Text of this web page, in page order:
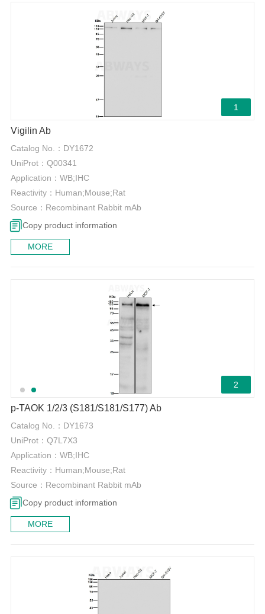
1
Vigilin Ab
Catalog No.： DY1672
UniProt： Q00341
Application： WB;IHC
Reactivity： Human;Mouse;Rat
Source： Recombinant Rabbit mAb
Copy product information
MORE
2
p-TAOK 1/2/3 (S181/S181/S177) Ab
Catalog No.： DY1673
UniProt： Q7L7X3
Application： WB;IHC
Reactivity： Human;Mouse;Rat
Source： Recombinant Rabbit mAb
Copy product information
MORE